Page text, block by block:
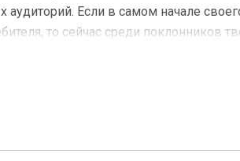
Если в самом начале
то сейчас среди поклонников
людей. Это говорит о том, что
площадки, поэтому не стоит
свежий взгляд молодого
ап – все это можно увидеть,